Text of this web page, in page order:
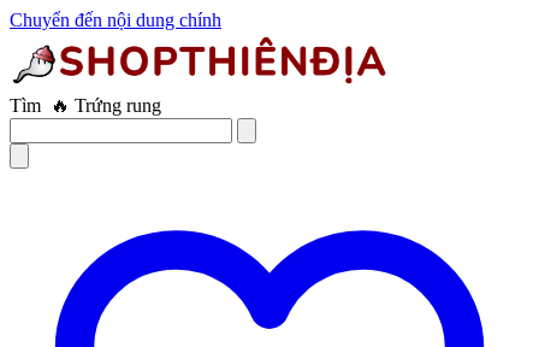
Chuyển đến nội dung chính
Tìm 🔥 Máy thủ dâm